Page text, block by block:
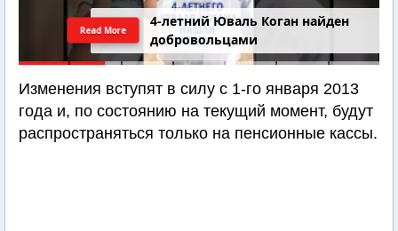
4-летний Юваль Коган найден
добровольцами
Read More
Изменения вступят в силу с 1-го января 2013
года и, по состоянию на текущий момент, будут
распространяться только на пенсионные кассы.